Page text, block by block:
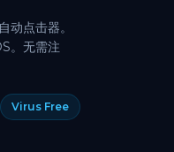
动点击器。
。无需注
Virus Free